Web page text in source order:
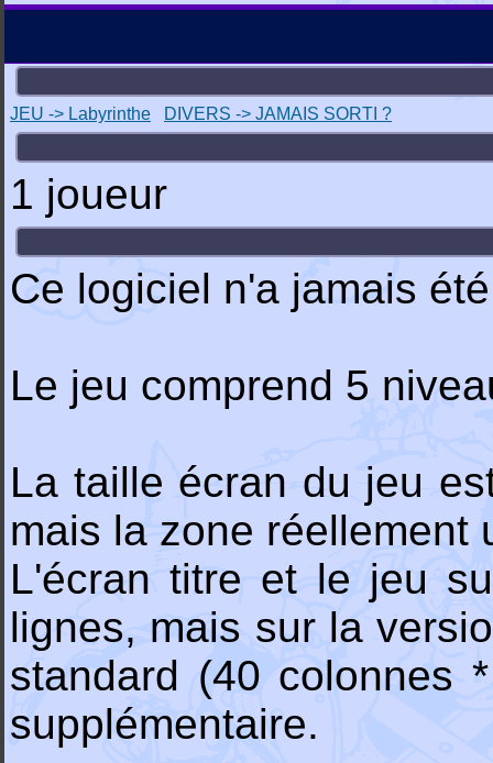
JEU -> Labyrinthe DIVERS -> JAMAIS SORTI ?
1 joueur
Ce logiciel n'a jamais
Le jeu comprend 5
La taille écran du jeu
mais la zone réellement
L'écran titre et le jeu
lignes, mais sur la
standard (40 colonnes
supplémentaire.